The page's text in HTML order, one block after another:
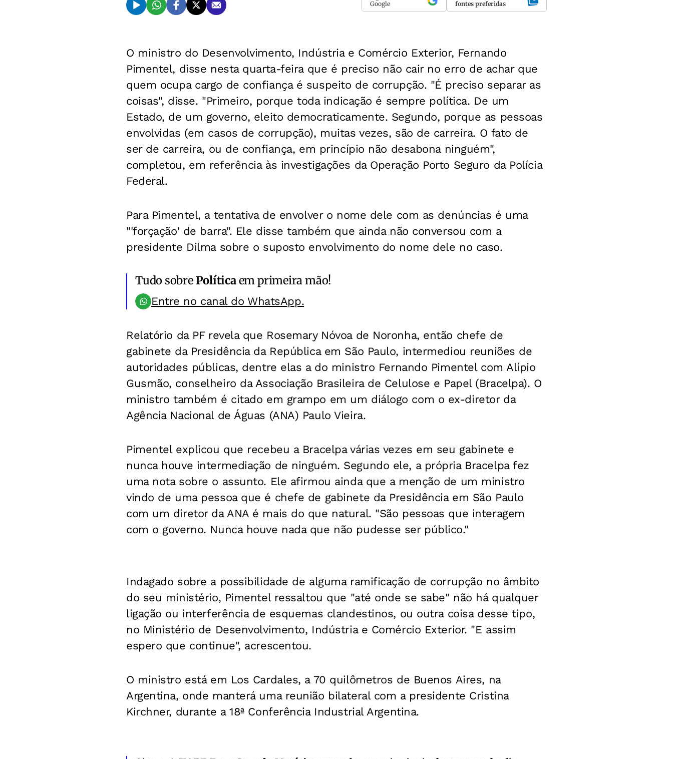
Google
fontes preferidas
O ministro do Desenvolvimento, Indústria e Comércio Exterior, Fernando
Pimentel, disse nesta quarta-feira que é preciso não cair no erro de achar que
quem ocupa cargo de confiança é suspeito de corrupção. "É preciso separar as
coisas", disse. "Primeiro, porque toda indicação é sempre política. De um
Estado, de um governo, eleito democraticamente. Segundo, porque as pessoas
envolvidas (em casos de corrupção), muitas vezes, são de carreira. O fato de
ser de carreira, ou de confiança, em princípio não desabona ninguém",
completou, em referência às investigações da Operação Porto Seguro da Polícia
Federal.
Para Pimentel, a tentativa de envolver o nome dele com as denúncias é uma
"'forçação' de barra". Ele disse também que ainda não conversou com a
presidente Dilma sobre o suposto envolvimento do nome dele no caso.
Tudo sobrePolíticaem primeira mão!
Entre no canal do WhatsApp.
Relatório da PF revela que Rosemary Nóvoa de Noronha, então chefe de
gabinete da Presidência da República em São Paulo, intermediou reuniões de
autoridades públicas, dentre elas a do ministro Fernando Pimentel com Alípio
Gusmão, conselheiro da Associação Brasileira de Celulose e Papel (Bracelpa). O
ministro também é citado em grampo em um diálogo com o ex-diretor da
Agência Nacional de Águas (ANA) Paulo Vieira.
Pimentel explicou que recebeu a Bracelpa várias vezes em seu gabinete e
nunca houve intermediação de ninguém. Segundo ele, a própria Bracelpa fez
uma nota sobre o assunto. Ele afirmou ainda que a menção de um ministro
vindo de uma pessoa que é chefe de gabinete da Presidência em São Paulo
com um diretor da ANA é mais do que natural. "São pessoas que interagem
com o governo. Nunca houve nada que não pudesse ser público."
Indagado sobre a possibilidade de alguma ramificação de corrupção no âmbito
do seu ministério, Pimentel ressaltou que "até onde se sabe" não há qualquer
ligação ou interferência de esquemas clandestinos, ou outra coisa desse tipo,
no Ministério de Desenvolvimento, Indústria e Comércio Exterior. "E assim
espero que continue", acrescentou.
O ministro está em Los Cardales, a 70 quilômetros de Buenos Aires, na
Argentina, onde manterá uma reunião bilateral com a presidente Cristina
Kirchner, durante a 18ª Conferência Industrial Argentina.